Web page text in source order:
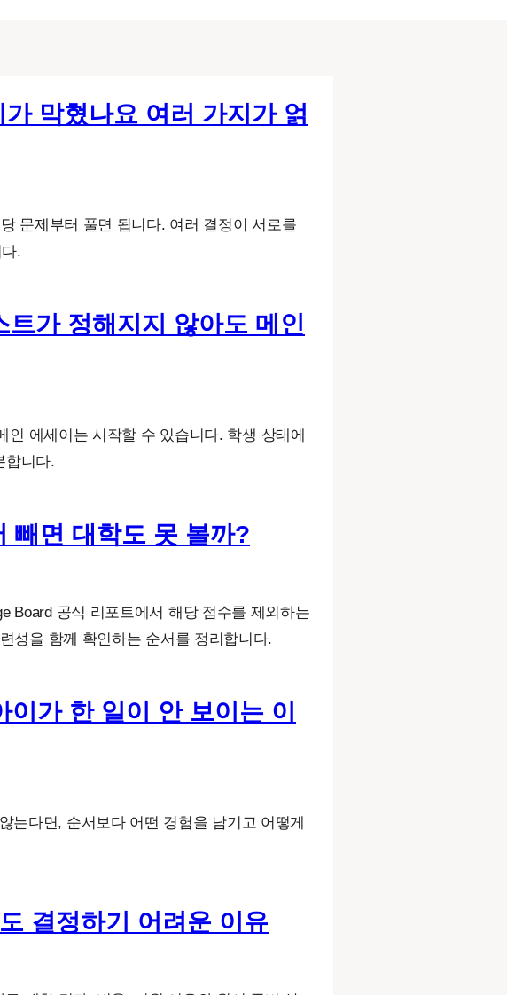
막혔나요 여러 가지가 얽
문제부터 풀면 됩니다. 여러 결정이 서로를
.
가 정해지지 않아도 메인
에세이는 시작할 수 있습니다. 학생 상태에
합니다.
빼면 대학도 못 볼까?
Board 공식 리포트에서 해당 점수를 제외하는
성을 함께 확인하는 순서를 정리합니다.
가 한 일이 안 보이는 이
는다면, 순서보다 어떤 경험을 남기고 어떻게
결정하기 어려운 이유